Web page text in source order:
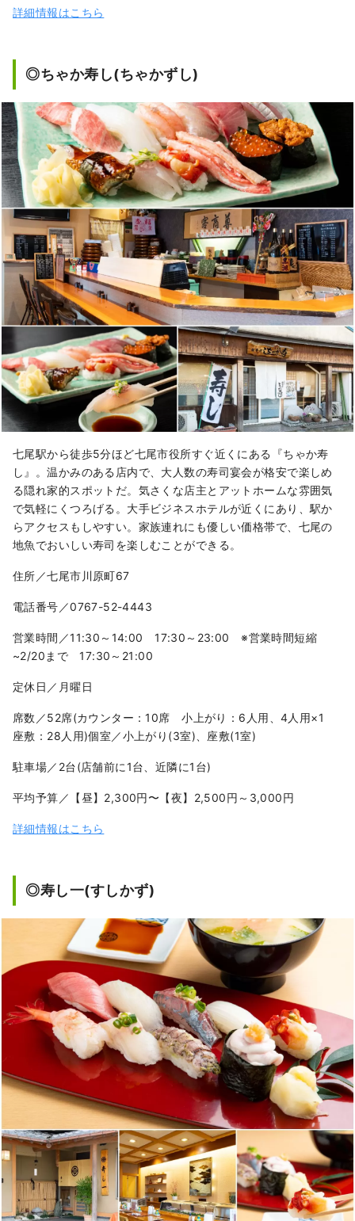
詳細情報はこちら
◎ちゃか寿し(ちゃかずし)
七尾駅から徒歩5分ほど七尾市役所すぐ近くにある『ちゃか寿
し』。温かみのある店内で、大人数の寿司宴会が格安で楽しめ
る隠れ家的スポットだ。気さくな店主とアットホームな雰囲気
で気軽にくつろげる。大手ビジネスホテルが近くにあり、駅か
らアクセスもしやすい。家族連れにも優しい価格帯で、七尾の
地魚でおいしい寿司を楽しむことができる。
住所／七尾市川原町67
電話番号／0767-52-4443
営業時間／11:30～14:00 17:30～23:00 ※営業時間短縮
~2/20まで 17:30～21:00
定休日／月曜日
席数／52席(カウンター：10席 小上がり：6人用、4人用×1
座敷：28人用)個室／小上がり(3室)、座敷(1室)
駐車場／2台(店舗前に1台、近隣に1台)
平均予算／【昼】2,300円〜【夜】2,500円～3,000円
詳細情報はこちら
◎寿し一(すしかず)